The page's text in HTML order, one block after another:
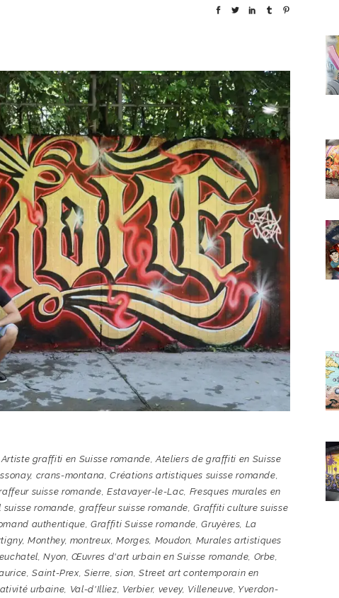
Artiste graffiti en Suisse romande,Ateliers de graffiti en Suisse
, crans-montana,Créations artistiques suisse romande,
suisse romande, Estavayer-le-Lac, Fresques murales en
suisse romande,graffeur suisse romande,Graffiti culture suisse
authentique,Graffiti Suisse romande,Gruyères, La
, Monthey, montreux,Morges, Moudon, Murales artistiques
,Nyon,Œuvres d'art urbain en Suisse romande, Orbe,
,Saint-Prex,Sierre,sion,Street art contemporain en
urbaine, Val-d'Illiez, Verbier, vevey, Villeneuve, Yverdon-